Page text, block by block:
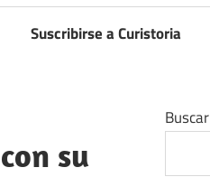
Suscribirse a Curistoria
su
Buscar